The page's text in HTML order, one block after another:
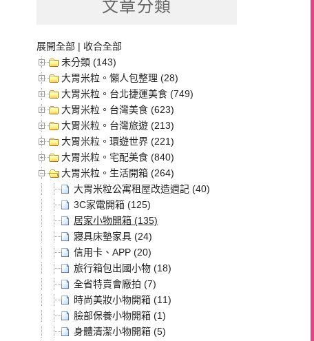
文章分類
展開全部 | 收合全部
未分類 (143)
大胃米粒。懶人包整理 (28)
大胃米粒。台北捷運美食 (749)
大胃米粒。台灣美食 (623)
大胃米粒。台灣旅遊 (213)
大胃米粒。環遊世界 (221)
大胃米粒。宅配美食 (840)
大胃米粒。生活開箱 (264)
大胃米粒公寓租屋改造週記 (40)
3C家電開箱 (125)
居家小物開箱 (135)
寢具床墊家具 (24)
信用卡、APP (20)
旅行箱包出國小物 (18)
全省特賣會廠拍 (7)
時尚美妝小物開箱 (11)
臉部保養小物開箱 (1)
身體清潔小物開箱 (5)